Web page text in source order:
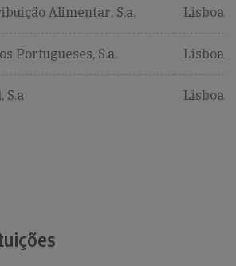
Alimentar, S.a. Lisboa
Portugueses, S.a. Lisboa
S.a Lisboa